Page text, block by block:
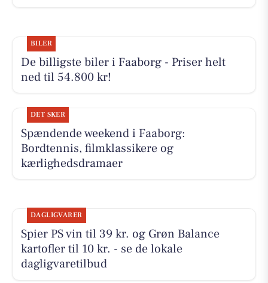
BILER
De billigste biler i Faaborg - Priser helt
ned til 54.800 kr!
DET SKER
Spændende weekend i Faaborg:
Bordtennis, filmklassikere og
kærlighedsdramaer
DAGLIGVARER
Spier PS vin til 39 kr. og Grøn Balance
kartofler til 10 kr. - se de lokale
dagligvaretilbud